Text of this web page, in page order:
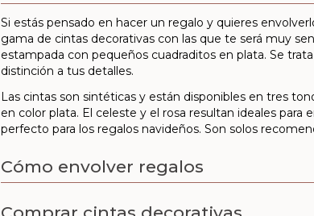
Si estás pensado en hacer un regalo y quieres
gama de cintas decorativas con las que te será muy
estampada con pequeños cuadraditos en plata. Se
distinción a tus detalles.
Las cintas son sintéticas y están disponibles en tres
en color plata. El celeste y el rosa resultan ideales
perfecto para los regalos navideños. Son solos
Cómo envolver regalos
Comprar cintas decorativas